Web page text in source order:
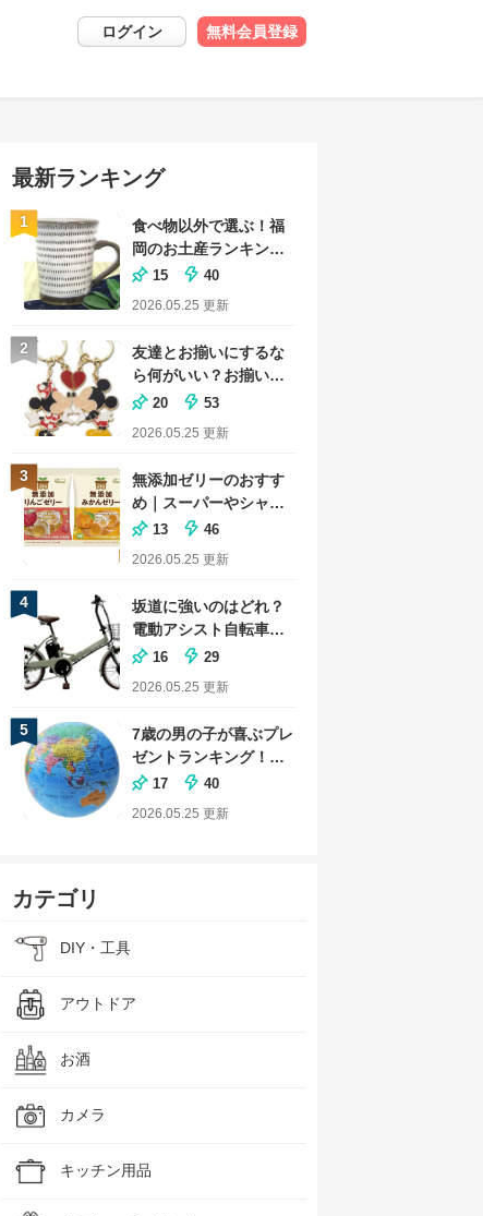
ログイン 無料会員登録
最新ランキング
1
食べ物以外で選ぶ！福
岡のお土産ランキング
｜おしゃれな雑貨も
15 40
2026.05.25 更新
2
友達とお揃いにするな
ら何がいい？お揃いグ
ッズのおすすめランキ
20 53
2026.05.25 更新
3
無添加ゼリーのおすす
め｜スーパーやシャト
レーゼの商品も
13 46
2026.05.25 更新
4
坂道に強いのはどれ？
電動アシスト自転車の
おすすめランキング
16 29
2026.05.25 更新
5
7歳の男の子が喜ぶプレ
ゼントランキング！小
学生に人気な文房具も
17 40
2026.05.25 更新
カテゴリ
DIY・工具
アウトドア
お酒
カメラ
キッチン用品